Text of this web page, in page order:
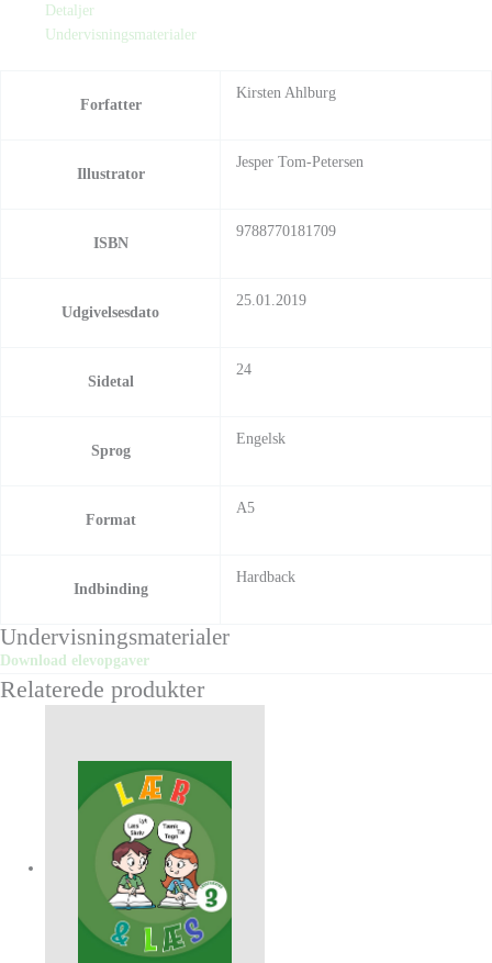
Detaljer
Undervisningsmaterialer
Forfatter
Kirsten Ahlburg
Illustrator
Jesper Tom-Petersen
ISBN
9788770181709
Udgivelsesdato
25.01.2019
Sidetal
24
Sprog
Engelsk
Format
A5
Indbinding
Hardback
Undervisningsmaterialer
Download elevopgaver
Relaterede produkter